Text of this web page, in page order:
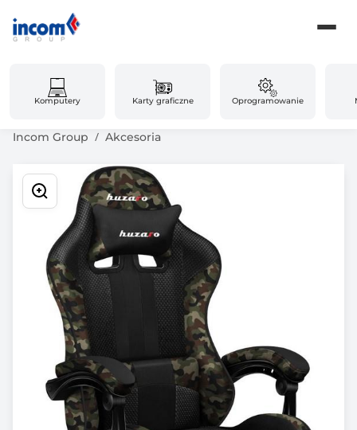
Komputery Karty graficzne Oprogramowanie
Incom Group Akcesoria